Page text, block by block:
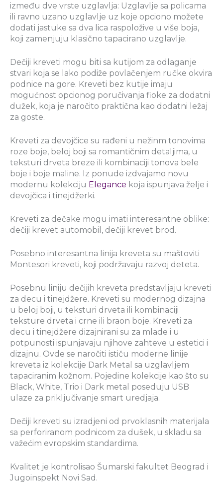
između dve vrste uzglavlja: Uzglavlje sa policama
ili ravno uzano uzglavlje uz koje opciono možete
dodati jastuke sa dva lica raspoložive u više boja,
koji zamenjuju klasično tapacirano uzglavlje.
Dečiji kreveti mogu biti sa kutijom za odlaganje
stvari koja se lako podiže povlačenjem ručke okvira
podnice na gore. Kreveti bez kutije imaju
mogućnost opcionog poručivanja fioke za dodatni
dužek, koja je naročito praktična kao dodatni ležaj
za goste.
Kreveti za devojčice su rađeni u nežinm tonovima
roze boje, beloj boji sa romantičnim detaljima, u
teksturi drveta breze ili kombinaciji tonova bele
boje i boje maline. Iz ponude izdvajamo novu
modernu kolekciju Elegance koja ispunjava želje i
devojčica i tinejdžerki.
Kreveti za dečake mogu imati interesantne oblike:
dečiji krevet automobil, dečiji krevet brod.
Posebno interesantna linija kreveta su maštoviti
Montesori kreveti, koji podržavaju razvoj deteta.
Posebnu liniju dečijih kreveta predstavljaju kreveti
za decu i tinejdžere. Kreveti su modernog dizajna
u beloj boji, u teksturi drveta ili kombinaciji
teksture drveta i crne ili braon boje. Kreveti za
decu i tinejdžere dizajnirani su za mlade i u
potpunosti ispunjavaju njihove zahteve u estetici i
dizajnu. Ovde se naročiti ističu moderne linije
kreveta iz kolekcije Dark Metal sa uzglavljem
tapaciranim kožnom. Pojedine kolekcije kao što su
Black, White, Trio i Dark metal poseduju USB
ulaze za priključivanje smart uredjaja.
Dečiji kreveti su izradjeni od prvoklasnih materijala
sa perforiranom podnicom za dušek, u skladu sa
važećim evropskim standardima.
Kvalitet je kontrolisao Šumarski fakultet Beograd i
Jugoinspekt Novi Sad.